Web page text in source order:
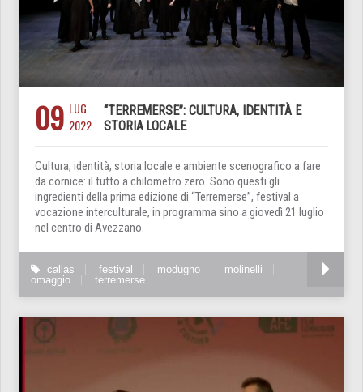
09 LUG
2022
“TERREMERSE”: CULTURA, IDENTITÀ E
STORIA LOCALE
Cultura, identità, storia locale e ambiente scenografico a fare
da cornice: il tutto a chilometro zero. Sono questi gli
ingredienti della prima edizione di “Terremerse”, festival a
vocazione interculturale, in programma sino a giovedì 21 luglio
nel centro di Avezzano.
callas festival modugno
molinelli
omaggio
terremerse